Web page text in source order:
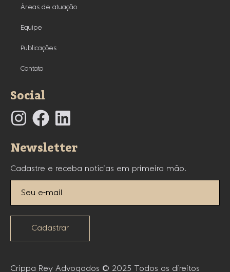
Áreas de atuação
Equipe
Publicações
Contato
Social
Newsletter
Cadastre e receba notícias em primeira mão.
Cadastrar
Crippa Rey Advogados © 2025 Todos os direitos